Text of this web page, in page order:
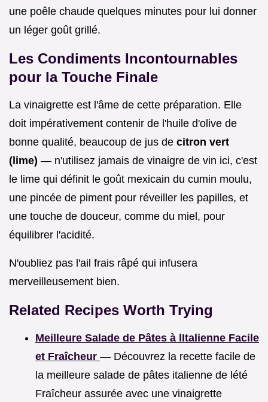
une poêle chaude quelques minutes pour lui donner
un léger goût grillé.
Les Condiments Incontournables
pour la Touche Finale
La vinaigrette est l'âme de cette préparation. Elle
doit impérativement contenir de l'huile d'olive de
bonne qualité, beaucoup de jus de citron vert
(lime) — n'utilisez jamais de vinaigre de vin ici, c'est
le lime qui définit le goût mexicain du cumin moulu,
une pincée de piment pour réveiller les papilles, et
une touche de douceur, comme du miel, pour
équilibrer l'acidité.
N'oubliez pas l'ail frais râpé qui infusera
merveilleusement bien.
Related Recipes Worth Trying
Meilleure Salade de Pâtes à lItalienne Facile
et Fraîcheur — Découvrez la recette facile de
la meilleure salade de pâtes italienne de lété
Fraîcheur assurée avec une vinaigrette